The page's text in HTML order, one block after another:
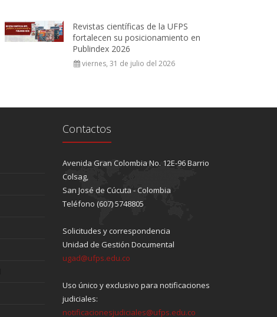
Revistas científicas de la UFPS
fortalecen su posicionamiento en
Publindex 2026
viernes, 31 de julio del 2026
Contactos
Avenida Gran Colombia No. 12E-96 Barrio
Colsag,
San José de Cúcuta - Colombia
Teléfono (607) 5748805
Solicitudes y correspondencia
Unidad de Gestión Documental
ugad@ufps.edu.co
Uso único y exclusivo para notificaciones
judiciales:
notificacionesjudiciales@ufps.edu.co